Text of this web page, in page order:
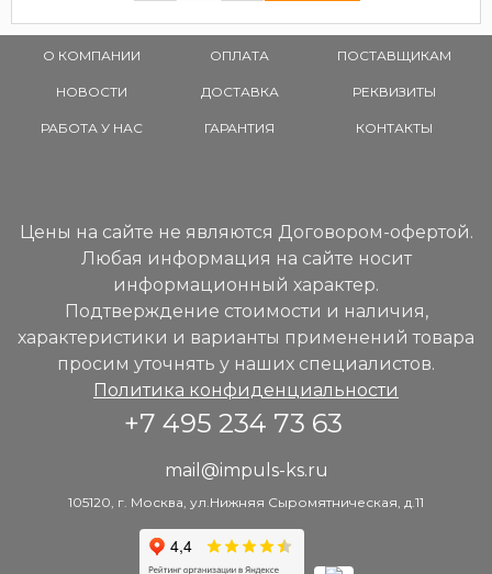
О КОМПАНИИ
НОВОСТИ
РАБОТА У НАС
ОПЛАТА
ДОСТАВКА
ГАРАНТИЯ
ПОСТАВЩИКАМ
РЕКВИЗИТЫ
КОНТАКТЫ
Цены на сайте не являются Договором-офертой.
Любая информация на сайте носит
информационный характер.
Подтверждение стоимости и наличия,
характеристики и варианты применений товара
просим уточнять у наших специалистов.
Политика конфиденциальности
+7 495 234 73 63
mail@impuls-ks.ru
105120, г. Москва, ул.Нижняя Сыромятническая, д.11